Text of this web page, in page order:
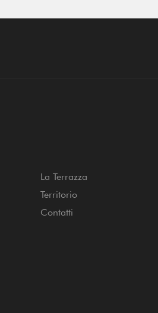
La Terrazza
Territorio
Contatti